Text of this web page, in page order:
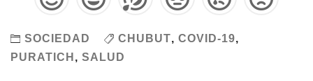
SOCIEDAD CHUBUT, COVID-19,
PURATICH , SALUD